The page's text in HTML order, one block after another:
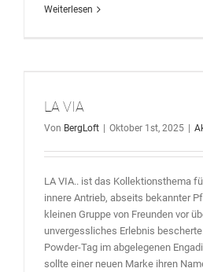
Weiterlesen
LA VIA
Von BergLoft | Oktober 1st, 2025 |
LA VIA.. ist das Kollektionsthema
innere Antrieb, abseits bekannter
kleinen Gruppe von Freunden vor
unvergessliches Erlebnis
Powder-Tag im abgelegenen
sollte einer neuen Marke ihren